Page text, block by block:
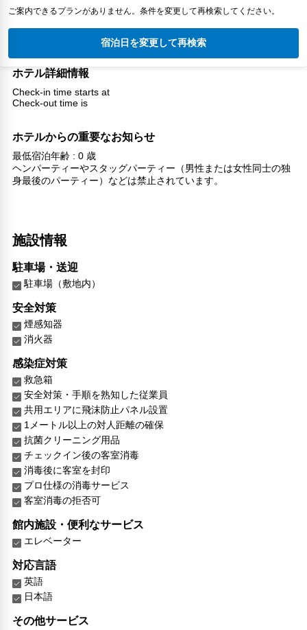
ご案内できるプランがありません。条件を変更して再検索してください。
宿泊日を変更して再検索
ホテル詳細情報
Check-in time starts at
Check-out time is
ホテルからの重要なお知らせ
最低宿泊年齢 : 0 歳
ヘンパーティーやスタッグパーティー（男性または女性同士の独
身最後のパーティー）などは禁止されています。
施設情報
駐車場・送迎
駐車場（敷地内）
安全対策
煙感知器
消火器
感染症対策
救急箱
安全対策・手順を熟知した従業員
共用エリアに飛沫防止パネル設置
1メートル以上の対人距離の確保
抗菌クリーニング用品
チェックイン後の客室消毒
消毒後に客室を封印
プロ仕様の消毒サービス
客室消毒の拒否可
館内施設・便利なサービス
エレベーター
対応言語
英語
日本語
その他サービス